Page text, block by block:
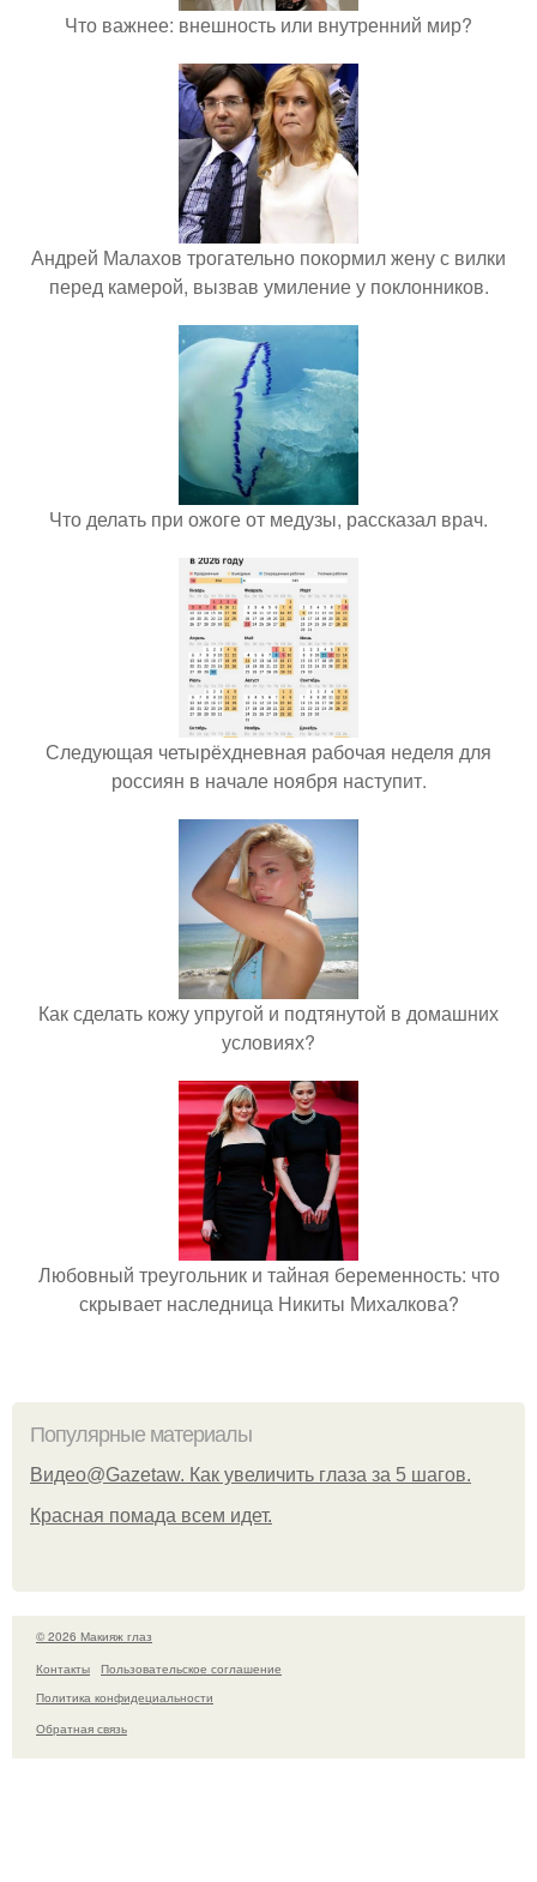
Что важнее: внешность или внутренний мир?
Андрей Малахов трогательно покормил жену с вилки
перед камерой, вызвав умиление у поклонников.
Что делать при ожоге от медузы, рассказал врач.
Следующая четырёхдневная рабочая неделя для
россиян в начале ноября наступит.
Как сделать кожу упругой и подтянутой в домашних
условиях?
Любовный треугольник и тайная беременность: что
скрывает наследница Никиты Михалкова?
Популярные материалы
Видео@Gazetaw. Как увеличить глаза за 5 шагов.
Красная помада всем идет.
© 2026 Макияж глаз
Контакты
Пользовательское соглашение
Политика конфидециальности
Обратная связь